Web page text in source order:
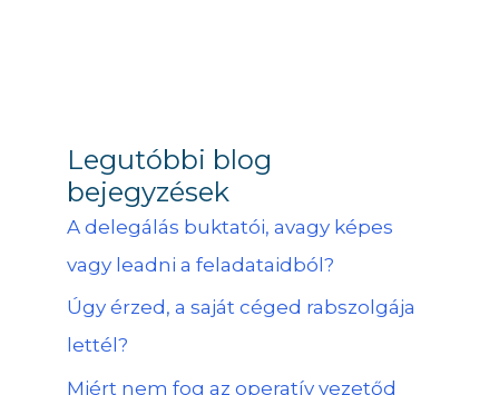
Legutóbbi blog
bejegyzések
A delegálás buktatói, avagy képes
vagy leadni a feladataidból?
Úgy érzed, a saját céged rabszolgája
lettél?
Miért nem fog az operatív vezetőd